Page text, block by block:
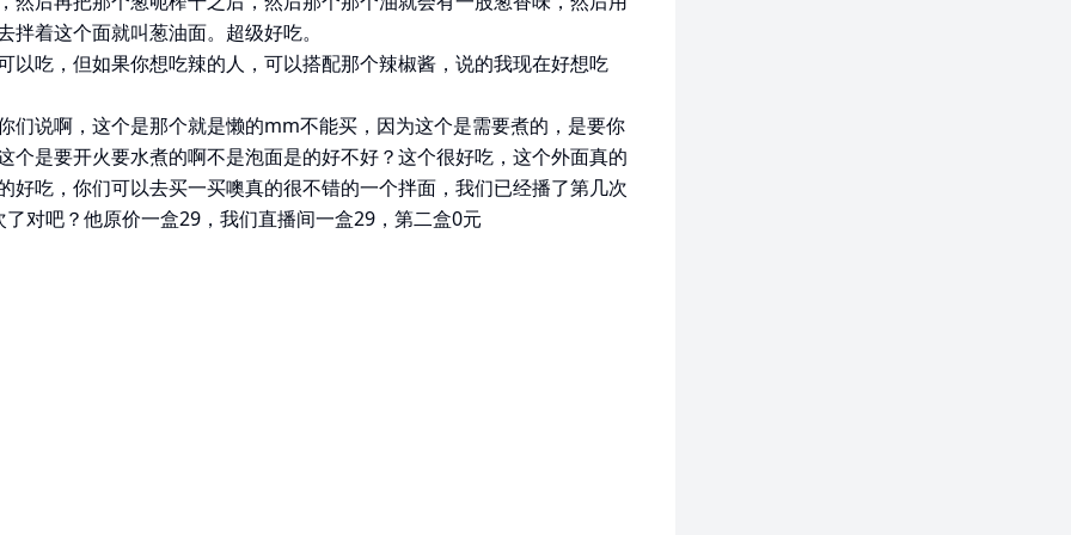
拌着这个面就叫葱油面。超级好吃。
以吃，但如果你想吃辣的人，可以搭配那个辣椒酱，说的我现在好想吃
们说啊，这个是那个就是懒的mm不能买，因为这个是需要煮的，是要你
个是要开火要水煮的啊不是泡面是的好不好？这个很好吃，这个外面真的
好吃，你们可以去买一买噢真的很不错的一个拌面，我们已经播了第几次
了对吧？他原价一盒29，我们直播间一盒29，第二盒0元